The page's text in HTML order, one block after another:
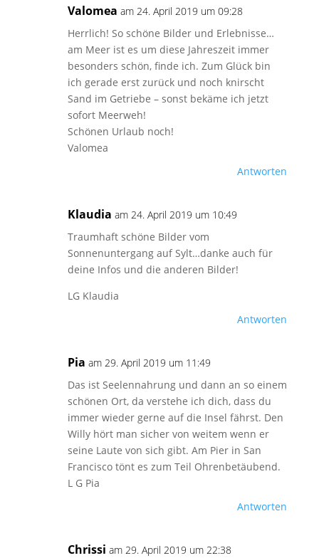
Valomea am 24. April 2019 um 09:28
Herrlich! So schöne Bilder und Erlebnisse…
am Meer ist es um diese Jahreszeit immer
besonders schön, finde ich. Zum Glück bin
ich gerade erst zurück und noch knirscht
Sand im Getriebe – sonst bekäme ich jetzt
sofort Meerweh!
Schönen Urlaub noch!
Valomea
Antworten
Klaudia am 24. April 2019 um 10:49
Traumhaft schöne Bilder vom
Sonnenuntergang auf Sylt…danke auch für
deine Infos und die anderen Bilder!
LG Klaudia
Antworten
Pia am 29. April 2019 um 11:49
Das ist Seelennahrung und dann an so einem
schönen Ort, da verstehe ich dich, dass du
immer wieder gerne auf die Insel fährst. Den
Willy hört man sicher von weitem wenn er
seine Laute von sich gibt. Am Pier in San
Francisco tönt es zum Teil Ohrenbetäubend.
L G Pia
Antworten
Chrissi am 29. April 2019 um 22:38